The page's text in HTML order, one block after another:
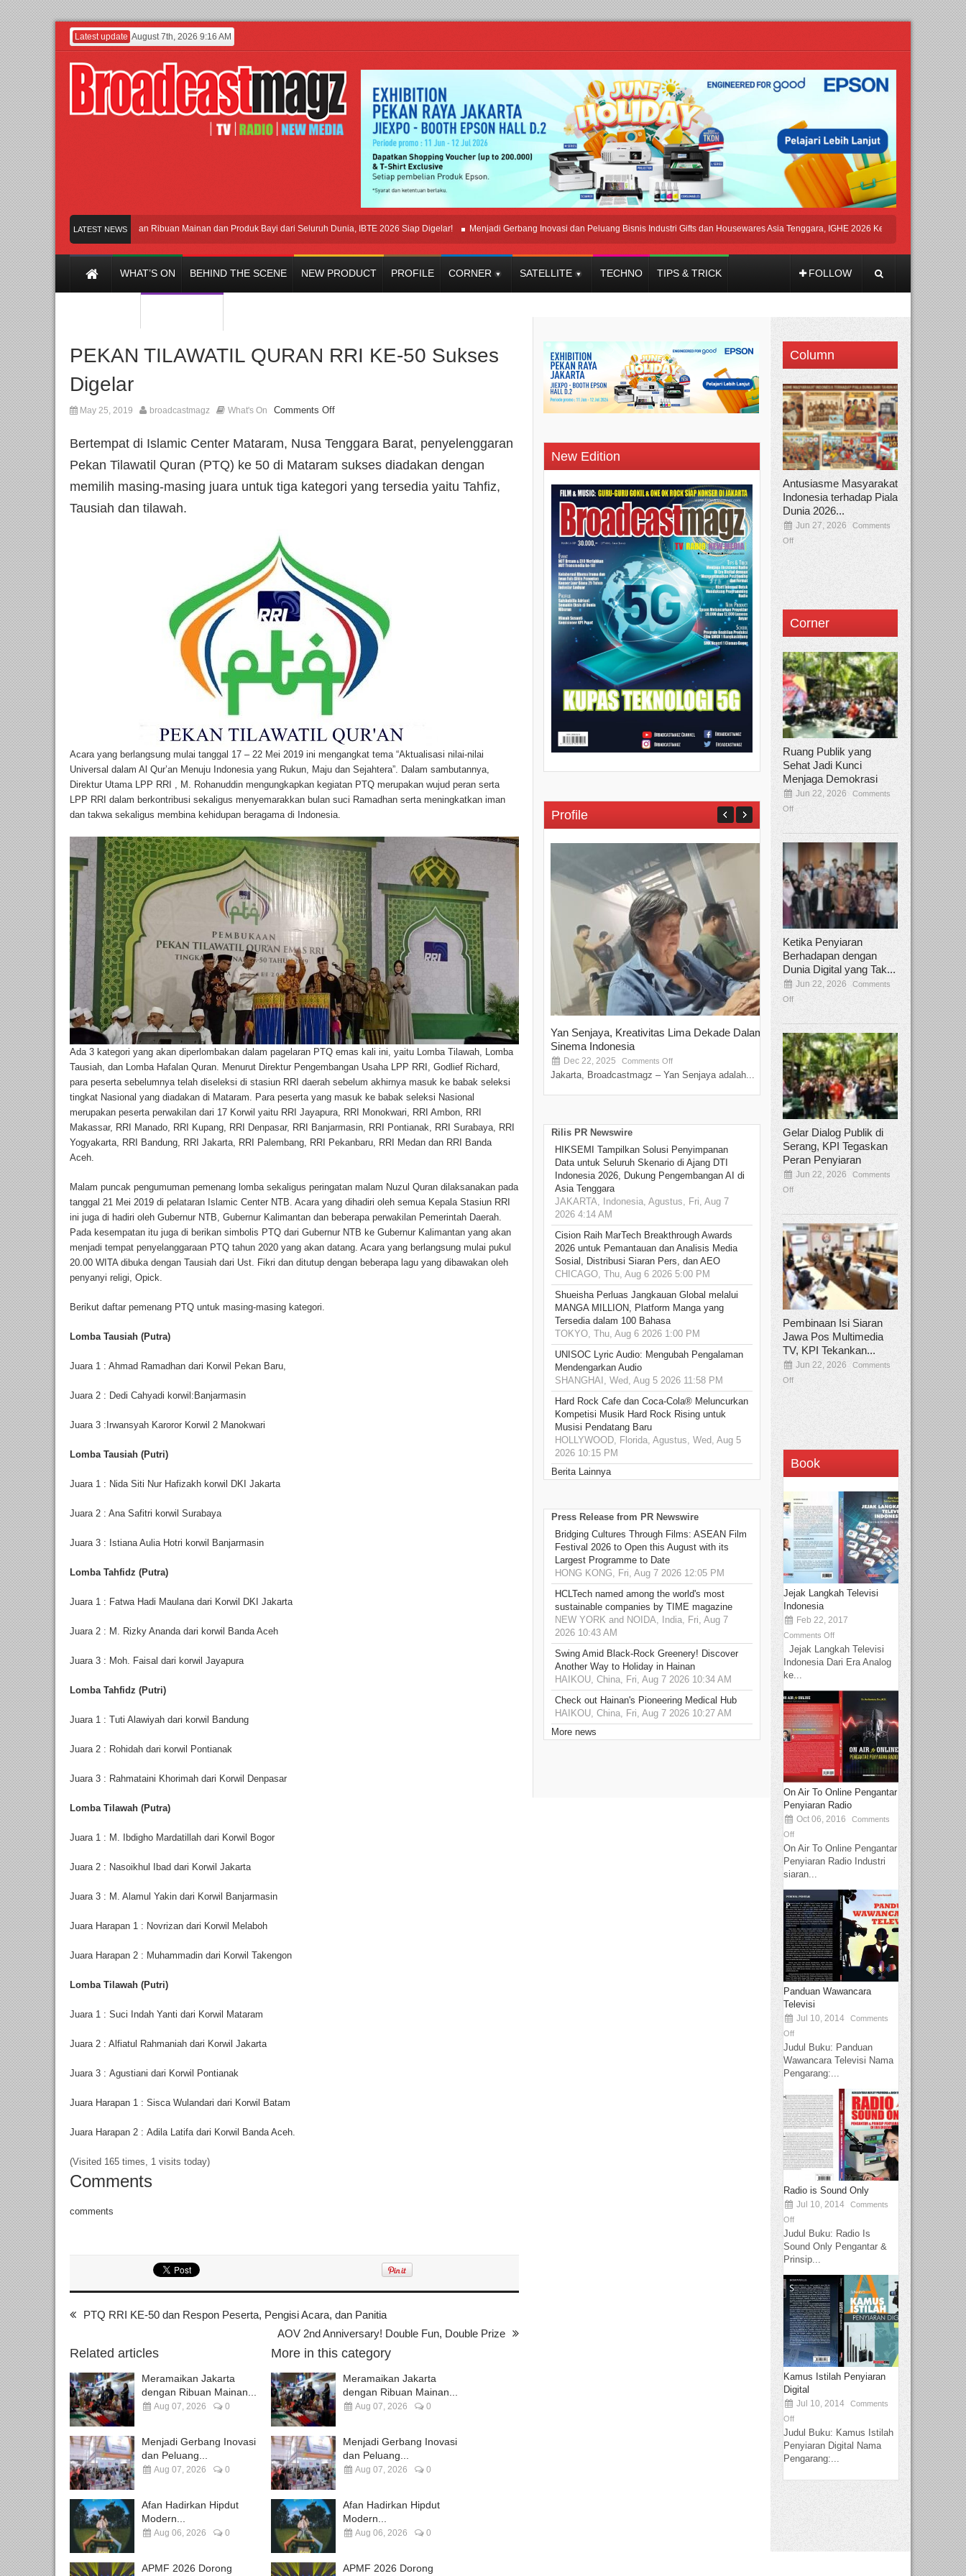
Latest update August 7th, 2026 9:16 AM
LATEST NEWS
Meramaikan Jakarta dengan Ribuan Mainan dan Produk Bayi dari Seluruh Dunia, IBTE 2026 Siap Digelar! Menjadi Gerbang Inovasi dan Peluang Bisnis Industri Gifts dan Housewares Asia Tenggara, IGHE 2026 Kembali Digelar di Jakarta
WHAT’S ON BEHIND THE SCENE NEW PRODUCT PROFILE CORNER SATELLITE TECHNO TIPS & TRICK FOLLOW
PEKAN TILAWATIL QURAN RRI KE-50 Sukses
Digelar
May 25, 2019 broadcastmagz What's On Comments Off
Bertempat di Islamic Center Mataram, Nusa Tenggara Barat, penyelenggaran
Pekan Tilawatil Quran (PTQ) ke 50 di Mataram sukses diadakan dengan
memilih masing-masing juara untuk tiga kategori yang tersedia yaitu Tahfiz,
Tausiah dan tilawah.
Acara yang berlangsung mulai tanggal 17 – 22 Mei 2019 ini mengangkat tema “Aktualisasi nilai-nilai
Universal dalam Al Qur’an Menuju Indonesia yang Rukun, Maju dan Sejahtera”. Dalam sambutannya,
Direktur Utama LPP RRI , M. Rohanuddin mengungkapkan kegiatan PTQ merupakan wujud peran serta
LPP RRI dalam berkontribusi sekaligus menyemarakkan bulan suci Ramadhan serta meningkatkan iman
dan takwa sekaligus membina kehidupan beragama di Indonesia.
Ada 3 kategori yang akan diperlombakan dalam pagelaran PTQ emas kali ini, yaitu Lomba Tilawah, Lomba
Tausiah, dan Lomba Hafalan Quran. Menurut Direktur Pengembangan Usaha LPP RRI, Godlief Richard,
para peserta sebelumnya telah diseleksi di stasiun RRI daerah sebelum akhirnya masuk ke babak seleksi
tingkat Nasional yang diadakan di Mataram. Para peserta yang masuk ke babak seleksi Nasional
merupakan peserta perwakilan dari 17 Korwil yaitu RRI Jayapura, RRI Monokwari, RRI Ambon, RRI
Makassar, RRI Manado, RRI Kupang, RRI Denpasar, RRI Banjarmasin, RRI Pontianak, RRI Surabaya, RRI
Yogyakarta, RRI Bandung, RRI Jakarta, RRI Palembang, RRI Pekanbaru, RRI Medan dan RRI Banda
Aceh.
Malam puncak pengumuman pemenang lomba sekaligus peringatan malam Nuzul Quran dilaksanakan pada
tanggal 21 Mei 2019 di pelataran Islamic Center NTB. Acara yang dihadiri oleh semua Kepala Stasiun RRI
ini juga di hadiri oleh Gubernur NTB, Gubernur Kalimantan dan beberapa perwakilan Pemerintah Daerah.
Pada kesempatan itu juga di berikan simbolis PTQ dari Gubernur NTB ke Gubernur Kalimantan yang akan
menjadi tempat penyelanggaraan PTQ tahun 2020 yang akan datang. Acara yang berlangsung mulai pukul
20.00 WITA dibuka dengan Tausiah dari Ust. Fikri dan ditutup dengan beberapa lagu yang dibawakan oleh
penyanyi religi, Opick.
Berikut daftar pemenang PTQ untuk masing-masing kategori.
Lomba Tausiah (Putra)
Juara 1 : Ahmad Ramadhan dari Korwil Pekan Baru,
Juara 2 : Dedi Cahyadi korwil:Banjarmasin
Juara 3 :Irwansyah Karoror Korwil 2 Manokwari
Lomba Tausiah (Putri)
Juara 1 : Nida Siti Nur Hafizakh korwil DKI Jakarta
Juara 2 : Ana Safitri korwil Surabaya
Juara 3 : Istiana Aulia Hotri korwil Banjarmasin
Lomba Tahfidz (Putra)
Juara 1 : Fatwa Hadi Maulana dari Korwil DKI Jakarta
Juara 2 : M. Rizky Ananda dari korwil Banda Aceh
Juara 3 : Moh. Faisal dari korwil Jayapura
Lomba Tahfidz (Putri)
Juara 1 : Tuti Alawiyah dari korwil Bandung
Juara 2 : Rohidah dari korwil Pontianak
Juara 3 : Rahmataini Khorimah dari Korwil Denpasar
Lomba Tilawah (Putra)
Juara 1 : M. Ibdigho Mardatillah dari Korwil Bogor
Juara 2 : Nasoikhul Ibad dari Korwil Jakarta
Juara 3 : M. Alamul Yakin dari Korwil Banjarmasin
Juara Harapan 1 : Novrizan dari Korwil Melaboh
Juara Harapan 2 : Muhammadin dari Korwil Takengon
Lomba Tilawah (Putri)
Juara 1 : Suci Indah Yanti dari Korwil Mataram
Juara 2 : Alfiatul Rahmaniah dari Korwil Jakarta
Juara 3 : Agustiani dari Korwil Pontianak
Juara Harapan 1 : Sisca Wulandari dari Korwil Batam
Juara Harapan 2 : Adila Latifa dari Korwil Banda Aceh.
(Visited 165 times, 1 visits today)
Comments
comments
PTQ RRI KE-50 dan Respon Peserta, Pengisi Acara, dan Panitia
AOV 2nd Anniversary! Double Fun, Double Prize
Related articles
Meramaikan Jakarta
dengan Ribuan Mainan...
Aug 07, 2026 0
Menjadi Gerbang Inovasi
dan Peluang...
Aug 07, 2026 0
Afan Hadirkan Hipdut
Modern...
Aug 06, 2026 0
APMF 2026 Dorong
More in this category
Meramaikan Jakarta
dengan Ribuan Mainan...
Aug 07, 2026 0
Menjadi Gerbang Inovasi
dan Peluang...
Aug 07, 2026 0
Afan Hadirkan Hipdut
Modern...
Aug 06, 2026 0
APMF 2026 Dorong
New Edition
Profile
Yan Senjaya, Kreativitas Lima Dekade Dalam
Sinema Indonesia
Dec 22, 2025 Comments Off
Jakarta, Broadcastmagz – Yan Senjaya adalah...
Tamee Irelly Menjadi Juri Open
Film Terbaru...
Sep 08, 2025 Comments Off
Bekasi, Broadcastmagz – Dalam upaya
talenta...
Rilis PR Newswire
HIKSEMI Tampilkan Solusi Penyimpanan
Data untuk Seluruh Skenario di Ajang DTI
Indonesia 2026, Dukung Pengembangan AI di
Asia Tenggara
JAKARTA, Indonesia, Agustus, Fri, Aug 7
2026 4:14 AM
Cision Raih MarTech Breakthrough Awards
2026 untuk Pemantauan dan Analisis Media
Sosial, Distribusi Siaran Pers, dan AEO
CHICAGO, Thu, Aug 6 2026 5:00 PM
Shueisha Perluas Jangkauan Global melalui
MANGA MILLION, Platform Manga yang
Tersedia dalam 100 Bahasa
TOKYO, Thu, Aug 6 2026 1:00 PM
UNISOC Lyric Audio: Mengubah Pengalaman
Mendengarkan Audio
SHANGHAI, Wed, Aug 5 2026 11:58 PM
Hard Rock Cafe dan Coca-Cola® Meluncurkan
Kompetisi Musik Hard Rock Rising untuk
Musisi Pendatang Baru
HOLLYWOOD, Florida, Agustus, Wed, Aug 5
2026 10:15 PM
Berita Lainnya
Press Release from PR Newswire
Bridging Cultures Through Films: ASEAN Film
Festival 2026 to Open this August with its
Largest Programme to Date
HONG KONG, Fri, Aug 7 2026 12:05 PM
HCLTech named among the world's most
sustainable companies by TIME magazine
NEW YORK and NOIDA, India, Fri, Aug 7
2026 10:43 AM
Swing Amid Black‑Rock Greenery! Discover
Another Way to Holiday in Hainan
HAIKOU, China, Fri, Aug 7 2026 10:34 AM
Check out Hainan's Pioneering Medical Hub
HAIKOU, China, Fri, Aug 7 2026 10:27 AM
More news
Column
Antusiasme Masyarakat
Indonesia terhadap Piala
Dunia 2026...
Jun 27, 2026
Comments
Off
Corner
Ruang Publik yang
Sehat Jadi Kunci
Menjaga Demokrasi
Jun 22, 2026
Comments
Off
Ketika Penyiaran
Berhadapan dengan
Dunia Digital yang Tak...
Jun 22, 2026
Comments
Off
Gelar Dialog Publik di
Serang, KPI Tegaskan
Peran Penyiaran
Jun 22, 2026
Comments
Off
Pembinaan Isi Siaran
Jawa Pos Multimedia
TV, KPI Tekankan...
Jun 22, 2026
Comments
Off
Book
Jejak Langkah Televisi
Indonesia
Feb 22, 2017
Comments Off
Jejak Langkah Televisi
Indonesia Dari Era Analog
ke...
On Air To Online Pengantar
Penyiaran Radio
Oct 06, 2016
Comments
Off
On Air To Online Pengantar
Penyiaran Radio Industri
siaran...
Panduan Wawancara
Televisi
Jul 10, 2014
Comments
Off
Judul Buku: Panduan
Wawancara Televisi Nama
Pengarang:...
Radio is Sound Only
Jul 10, 2014
Comments
Off
Judul Buku: Radio Is
Sound Only Pengantar &
Prinsip...
Kamus Istilah Penyiaran
Digital
Jul 10, 2014
Comments
Off
Judul Buku: Kamus Istilah
Penyiaran Digital Nama
Pengarang:...